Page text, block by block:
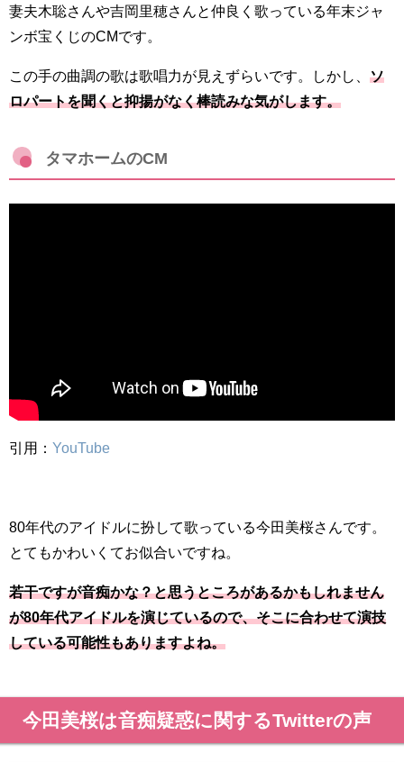
妻夫木聡さんや吉岡里穂さんと仲良く歌っている年末ジャ
ンボ宝くじのCMです。
この手の曲調の歌は歌唱力が見えずらいです。しかし、 ソ
ロパートを聞くと抑揚がなく棒読みな気がします。
タマホームのCM
引用： YouTube
80年代のアイドルに扮して歌っている今田美桜さんです。
とてもかわいくてお似合いですね。
若干ですが音痴かな？と思うところがあるかもしれません
が80年代アイドルを演じているので、そこに合わせて演技
している可能性もありますよね。
今田美桜は音痴疑惑に関するTwitterの声